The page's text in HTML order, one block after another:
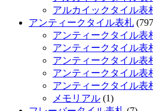
アルカイックタイル表
アンティークタイル表札
アンティークタイル表
アンティークタイル表
アンティークタイル表
アンティークタイル表
アンティークタイル表
メモリアル (1)